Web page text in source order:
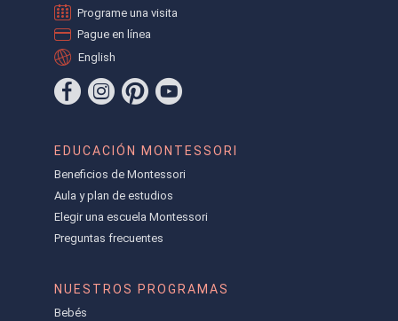
Programe una visita
Pague en línea
English
EDUCACIÓN MONTESSORI
Beneficios de Montessori
Aula y plan de estudios
Elegir una escuela Montessori
Preguntas frecuentes
NUESTROS PROGRAMAS
Bebés